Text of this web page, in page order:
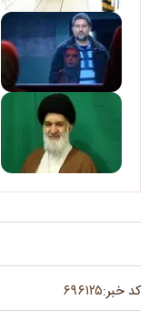
کد خبر:۶۹۶۱۲۵